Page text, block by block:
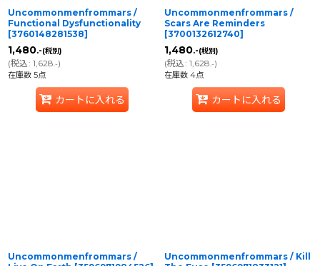
Uncommonmenfrommars /
Functional Dysfunctionality
[3760148281538]
1,480.-(税別)
(税込: 1,628.-)
在庫数 5点
カートに入れる
Uncommonmenfrommars /
Scars Are Reminders
[3700132612740]
1,480.-(税別)
(税込: 1,628.-)
在庫数 4点
カートに入れる
Uncommonmenfrommars /
Uncommonmenfrommars / Kill